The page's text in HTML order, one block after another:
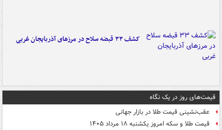
کشف ۳۳ قبضه سلاح در مرزهای آذربایجان غربی
قیمت‌های روز در یک نگاه
عقب‌نشینی قیمت طلا در بازار جهانی
قیمت طلا و سکه امروز یکشنبه ۱۸ مرداد ۱۴۰۵